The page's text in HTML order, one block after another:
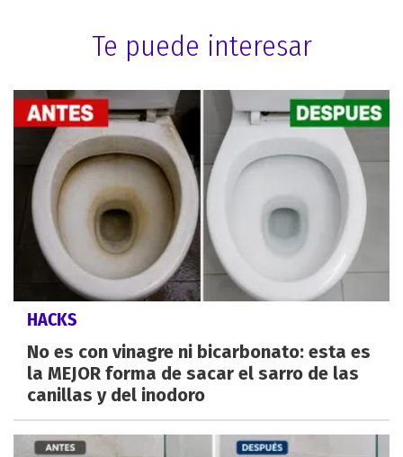
Te puede interesar
HACKS
No es con vinagre ni bicarbonato: esta es
la MEJOR forma de sacar el sarro de las
canillas y del inodoro